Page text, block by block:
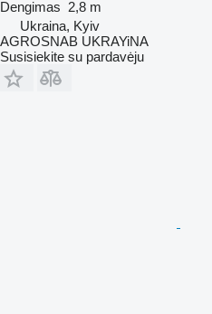
Dengimas 2,8 m
Ukraina, Kyiv
AGROSNAB UKRAYiNA
Susisiekite su pardavėju